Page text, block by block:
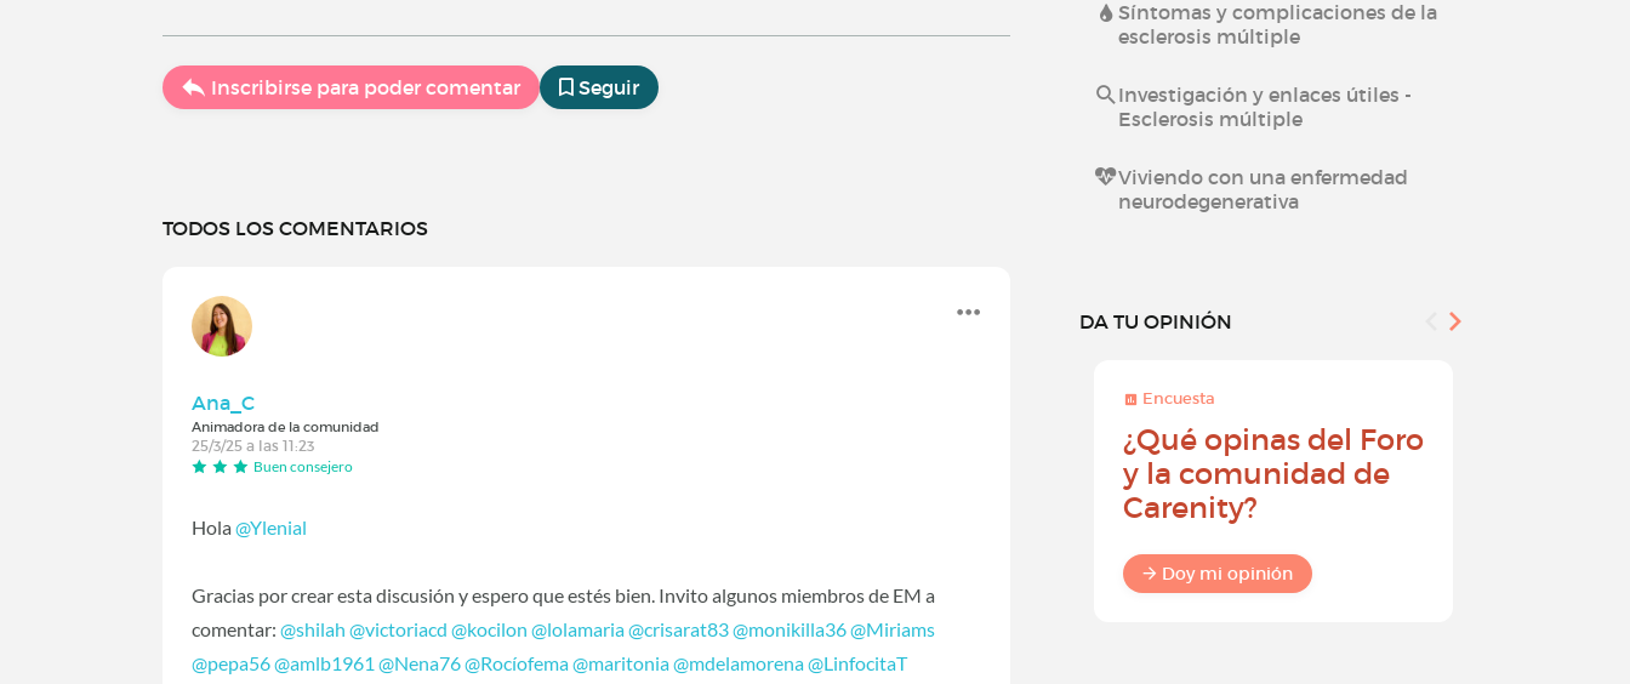
Inscribirse para poder comentar Seguir
TODOS LOS COMENTARIOS
Ana_C
Animadora de la comunidad
25/3/25 a las 11:23
Buen consejero
Hola@Ylenial
Gracias por crear esta discusión y espero que estés bien. Invito algunos miembros de EM a
comentar:@shilah @victoriacd @kocilon @lolamaria@crisarat83@monikilla36@Miriams
@pepa56@amlb1961 @Nena76@Rocíofema@maritonia@mdelamorena@LinfocitaT
Síntomas y complicaciones de la
esclerosis múltiple
Investigación y enlaces útiles -
Esclerosis múltiple
Viviendo con una enfermedad
neurodegenerativa
DA TU OPINIÓN
Encuesta
¿Qué opinas del Foro
y la comunidad de
Carenity?
Doy mi opinión